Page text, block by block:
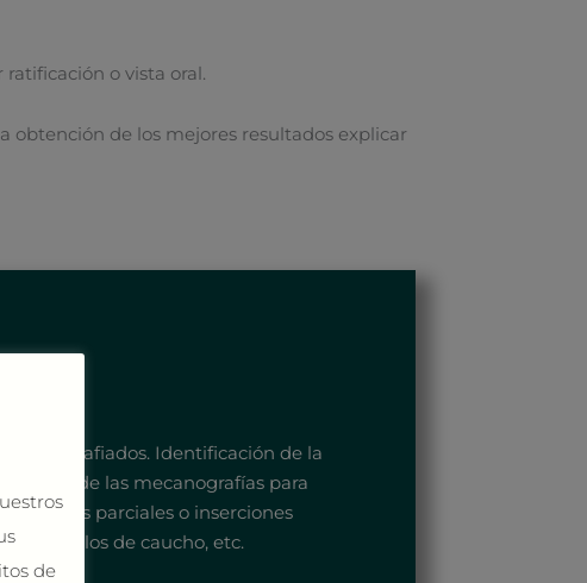
o vista oral.
obtención de los mejores resultados explicar
Identificación de la
Análisis de las mecanografías para
añadidos parciales o inserciones
por sellos de caucho, etc.
de